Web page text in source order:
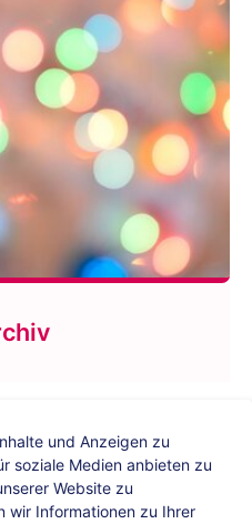
und Anzeigen zu
soziale Medien anbieten zu
Website zu
wir Informationen zu Ihrer